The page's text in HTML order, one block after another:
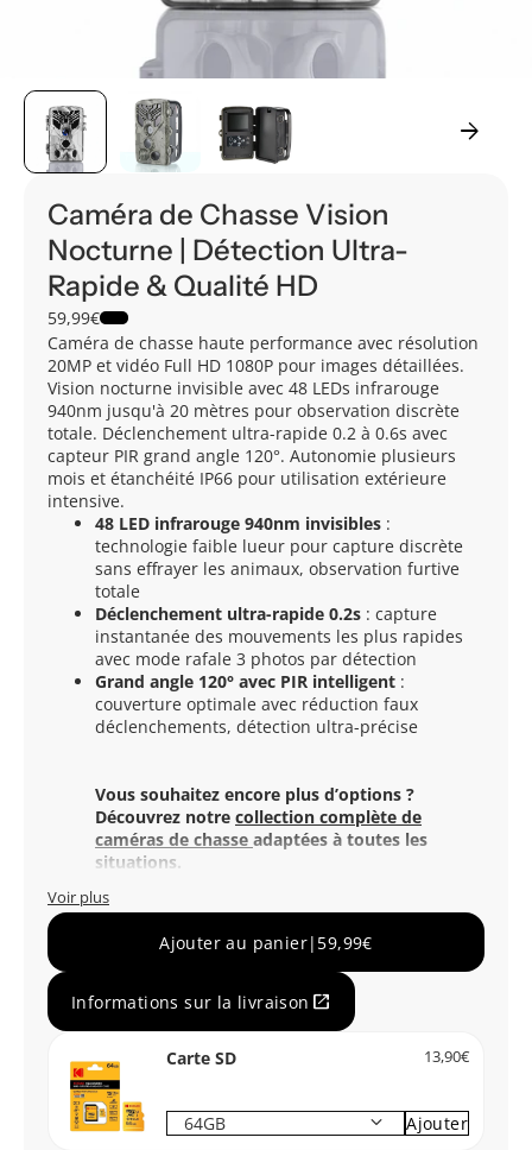
arrow_forward
Caméra de Chasse Vision
Nocturne | Détection Ultra-
Rapide & Qualité HD
59,99€
Caméra de chasse haute performance avec résolution
20MP et vidéo Full HD 1080P pour images détaillées.
Vision nocturne invisible avec 48 LEDs infrarouge
940nm jusqu'à 20 mètres pour observation discrète
totale. Déclenchement ultra-rapide 0.2 à 0.6s avec
capteur PIR grand angle 120°. Autonomie plusieurs
mois et étanchéité IP66 pour utilisation extérieure
intensive.
48 LED infrarouge 940nm invisibles :
technologie faible lueur pour capture discrète
sans effrayer les animaux, observation furtive
totale
Déclenchement ultra-rapide 0.2s : capture
instantanée des mouvements les plus rapides
avec mode rafale 3 photos par détection
Grand angle 120° avec PIR intelligent :
couverture optimale avec réduction faux
déclenchements, détection ultra-précise
Vous souhaitez encore plus d’options ?
Découvrez notre collection complète de
caméras de chasse adaptées à toutes les
situations.
Voir plus
Ajouter au panier| 59,99€
Informations sur la livraison open_in_new
Carte SD 13,90€
keyboard_arrow_down Ajouter